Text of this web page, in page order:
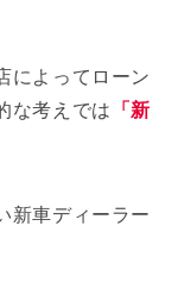
によってローン
な考えでは
「新
新車ディーラー